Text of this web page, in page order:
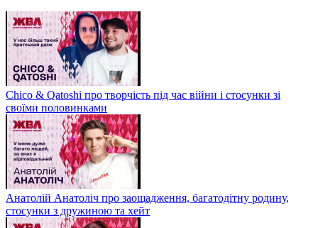
Chico & Qatoshi про творчість під час війни і стосунки зі
своїми половинками
Анатолій Анатоліч про заощадження, багатодітну родину,
стосунки з дружиною та хейт